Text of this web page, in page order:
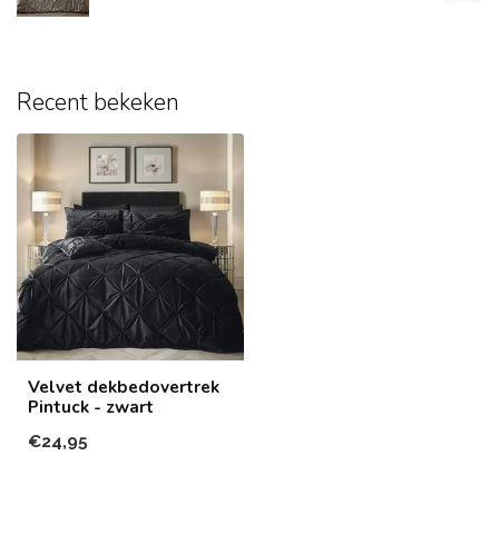
Recent bekeken
Velvet dekbedovertrek
Pintuck - zwart
€24,95